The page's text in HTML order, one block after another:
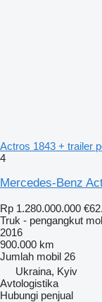
Actros 1843 + trailer
4
Mercedes-Benz
Rp 1.280.000.000
Truk - pengangkut
2016
900.000 km
Jumlah mobil 26
Ukraina, Kyiv
Avtologistika
Hubungi penjual